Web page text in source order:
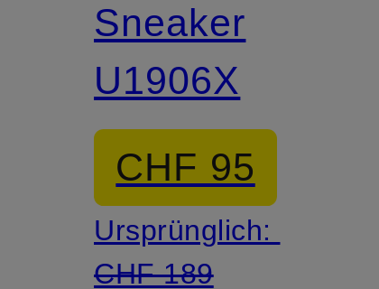
Sneaker
U1906X
CHF 95
Ursprünglich:
CHF 189